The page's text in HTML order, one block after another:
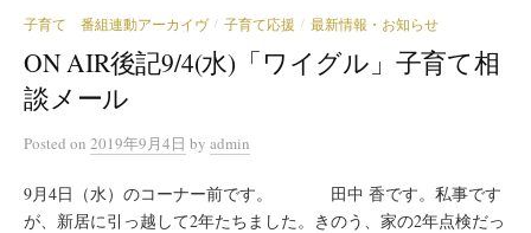
子育て 番組連動アーカイヴ / 子育て応援 / 最新情報・お知らせ
ON AIR後記9/4(水)「ワイグル」子育て相
談メール
Posted on 2019年9月4日 by admin
9月4日（水）のコーナー前です。 田中 香です。私事です
が、新居に引っ越して2年たちました。きのう、家の2年点検だっ